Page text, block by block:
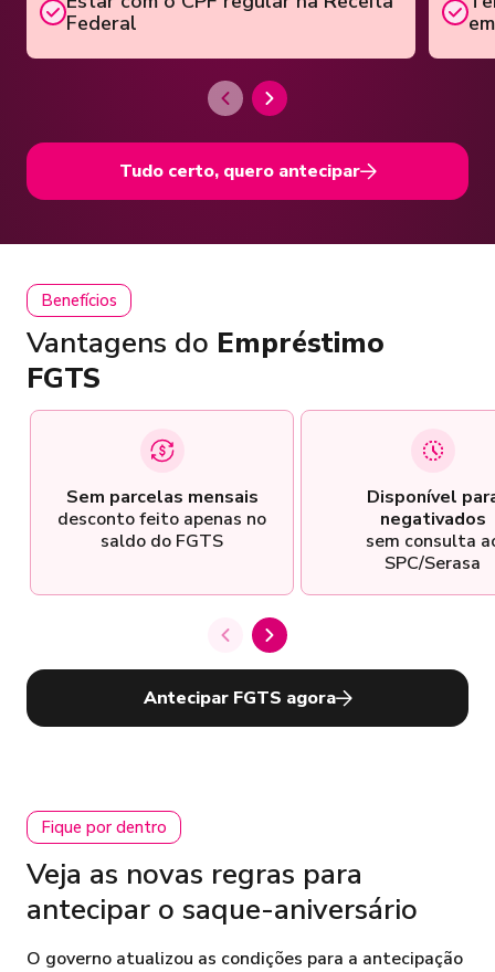
Federal
Tudo certo, quero antecipar
Benefícios
Vantagens do Empréstimo
FGTS
Sem parcelas mensais
desconto feito apenas no
saldo do FGTS
Disponível
negativados
sem consulta
SPC/Serasa
Antecipar FGTS agora
Fique por dentro
Veja as novas regras para
antecipar o saque-aniversário
O governo atualizou as condições para a antecipação